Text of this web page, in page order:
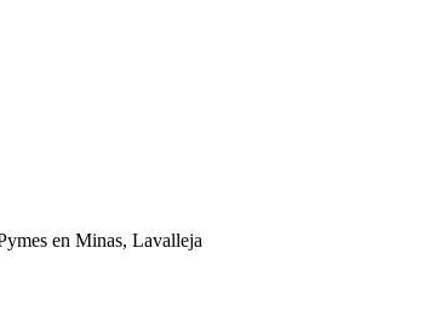
en Minas, Lavalleja